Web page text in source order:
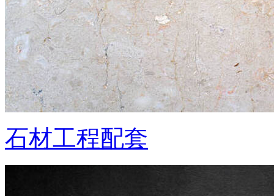
石材工程配套